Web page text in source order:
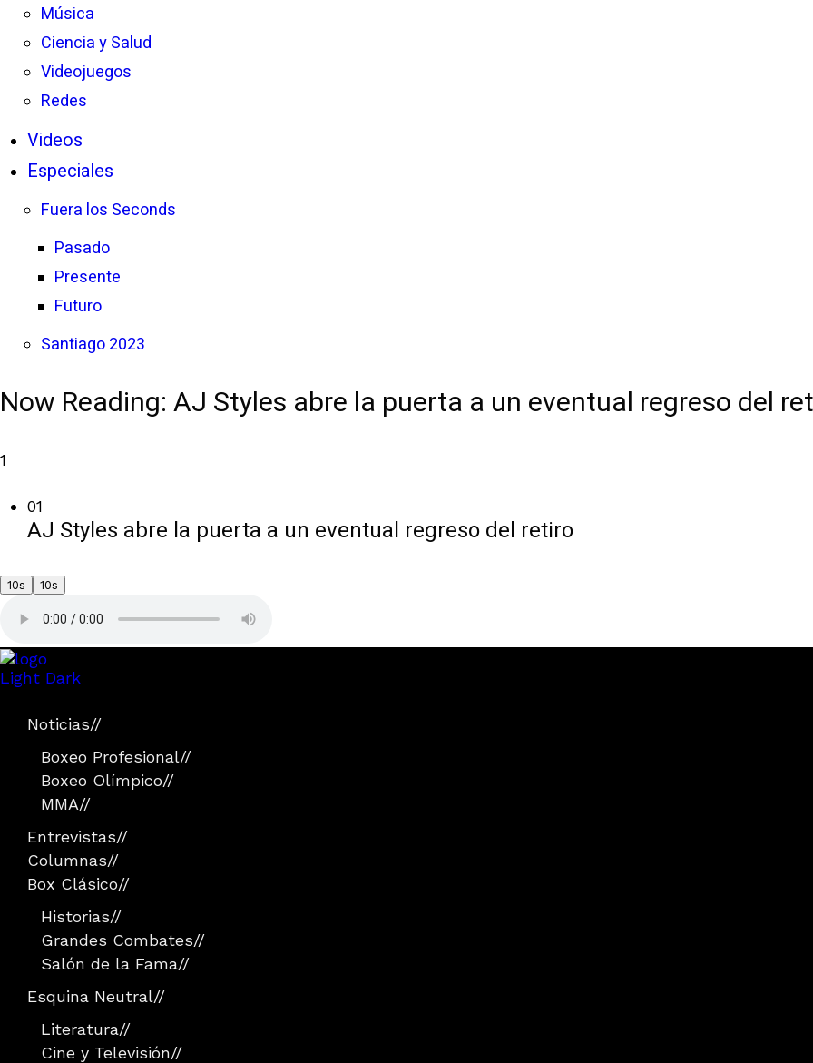
Música
Ciencia y Salud
Videojuegos
Redes
Videos
Especiales
Fuera los Seconds
Pasado
Presente
Futuro
Santiago 2023
Now Reading: AJ Styles abre la puerta a un eventual regreso del
1
01
AJ Styles abre la puerta a un eventual regreso del retiro
10s 10s
Light Dark
Noticias//
Boxeo Profesional//
Boxeo Olímpico//
MMA//
Entrevistas//
Columnas//
Box Clásico//
Historias//
Grandes Combates//
Salón de la Fama//
Esquina Neutral//
Literatura//
Cine y Televisión//